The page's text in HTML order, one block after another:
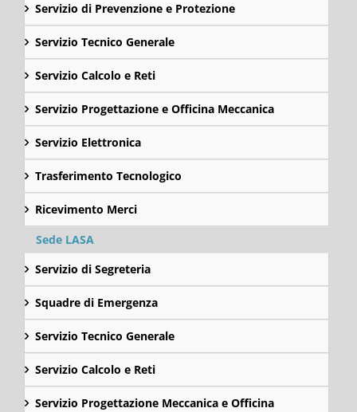
Servizio di Prevenzione e Protezione
Servizio Tecnico Generale
Servizio Calcolo e Reti
Servizio Progettazione e Officina Meccanica
Servizio Elettronica
Trasferimento Tecnologico
Ricevimento Merci
Sede LASA
Servizio di Segreteria
Squadre di Emergenza
Servizio Tecnico Generale
Servizio Calcolo e Reti
Servizio Progettazione Meccanica e Officina